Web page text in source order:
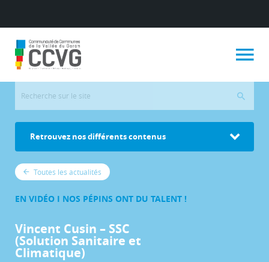
Retrouvez nos différents contenus
Toutes les actualités
EN VIDÉO I NOS PÉPINS ONT DU TALENT !
Vincent Cusin – SSC
(Solution Sanitaire et
Climatique)